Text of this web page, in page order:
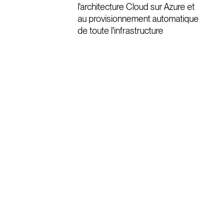
l'architecture Cloud sur Azure et
au provisionnement automatique
de toute l'infrastructure